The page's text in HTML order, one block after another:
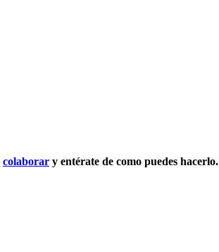
colaborar y entérate de como puedes hacerlo.